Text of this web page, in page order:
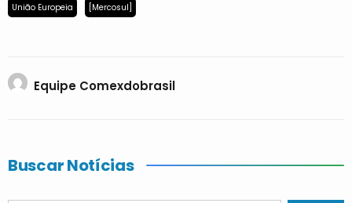
União Europeia [Mercosul]
Equipe Comexdobrasil
Buscar Notícias